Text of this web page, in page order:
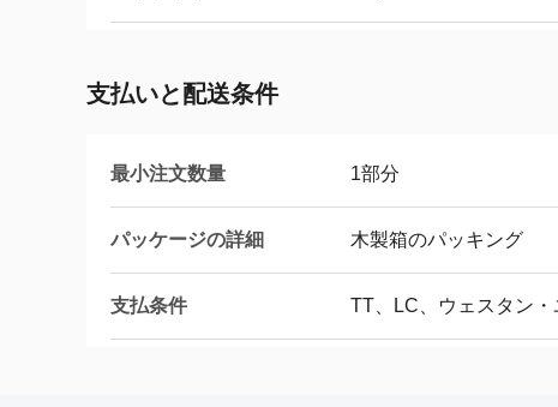
支払いと配送条件
最小注文数量 1部分
パッケージの詳細 木製箱のパッキング
支払条件 TT、LC、ウェスタン・